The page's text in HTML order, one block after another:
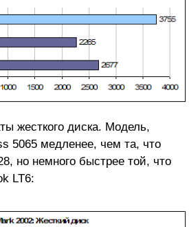
жесткого диска. Модель,
5065 медленее, чем та, что
но немного быстрее той, что
LT6: